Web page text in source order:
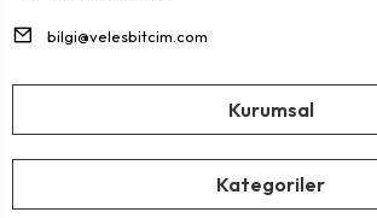
bilgi@velesbitcim.com
Kurumsal
Kategoriler